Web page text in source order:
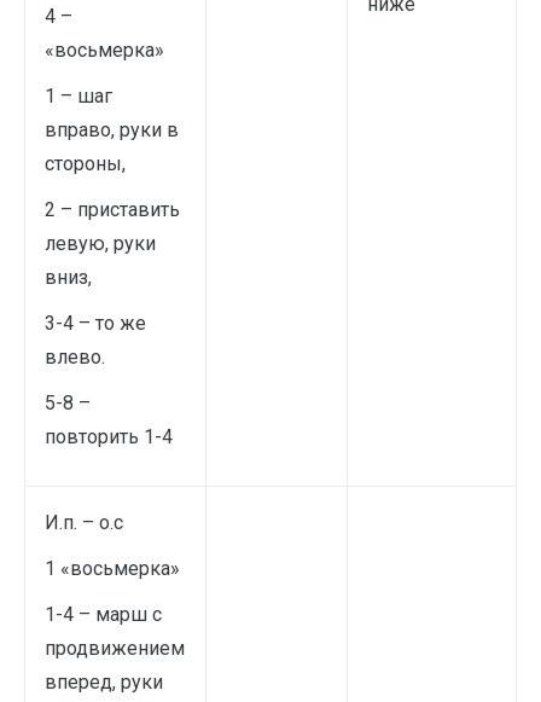
4 –
«восьмерка»
1 – шаг
вправо, руки в
стороны,
2 – приставить
левую, руки
вниз,
3-4 – то же
влево.
5-8 –
повторить 1-4
И.п. – о.с
1 «восьмерка»
1-4 – марш с
продвижением
вперед, руки